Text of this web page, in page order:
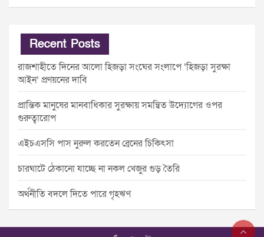
Recent Posts
রাজশাহীতে দিনের আলো হিজড়া সংঘের সংলাপে ‘হিজড়া সুরক্ষা
আইন’ প্রণয়নের দাবি
প্রান্তিক মানুষের মানবাধিকার সুরক্ষায় সমন্বিত উদ্যোগের ওপর
গুরুত্বারোপ
এইচএসসি পাস নুরুল করতেন ব্রেনের চিকিৎসা
চারঘাটে ঠেকানো যাচ্ছে না নকল খেজুর গুড় তৈরি
অর্থনীতি বদলে দিতে পারে গৃহঋণ